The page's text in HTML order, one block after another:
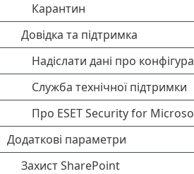
Карантин
Довідка та підтримка
Надіслати дані про
Служба технічної підтримки
Про ESET Security for
Додаткові параметри
Захист SharePoint